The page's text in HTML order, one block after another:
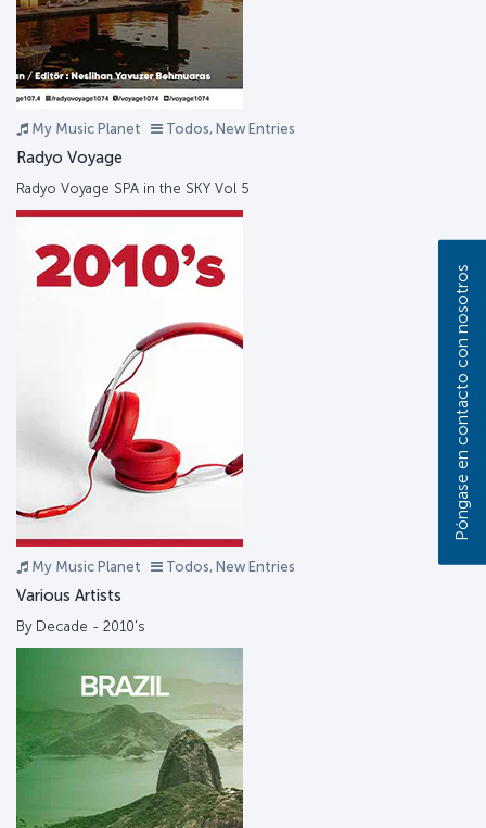
My Music Planet Todos, New Entries
Radyo Voyage
Radyo Voyage SPA in the SKY Vol 5
My Music Planet Todos, New Entries
Various Artists
By Decade - 2010's
Póngase en contacto con nosotros